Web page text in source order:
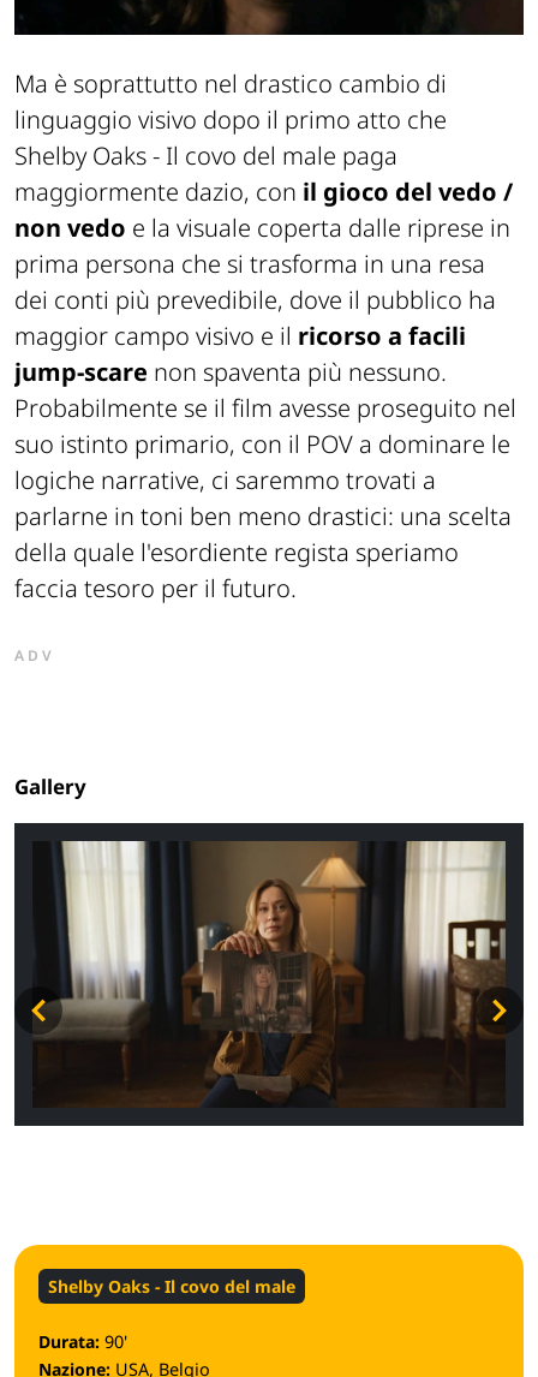
Ma è soprattutto nel drastico cambio di
linguaggio visivo dopo il primo atto che
Shelby Oaks - Il covo del male paga
maggiormente dazio, con il gioco del vedo /
non vedo e la visuale coperta dalle riprese in
prima persona che si trasforma in una resa
dei conti più prevedibile, dove il pubblico ha
maggior campo visivo e il ricorso a facili
jump-scare non spaventa più nessuno.
Probabilmente se il film avesse proseguito nel
suo istinto primario, con il POV a dominare le
logiche narrative, ci saremmo trovati a
parlarne in toni ben meno drastici: una scelta
della quale l'esordiente regista speriamo
faccia tesoro per il futuro.
ADV
Gallery
Shelby Oaks - Il covo del male
Durata: 90'
Nazione: USA, Belgio